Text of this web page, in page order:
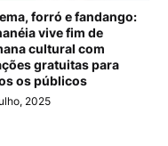
forró e fandango:
vive fim de
cultural com
gratuitas para
os públicos
2025